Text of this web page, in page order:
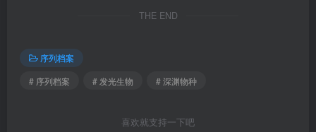
THE END
序列档案
# 序列档案
# 发光生物 # 深渊物种
喜欢就支持一下吧